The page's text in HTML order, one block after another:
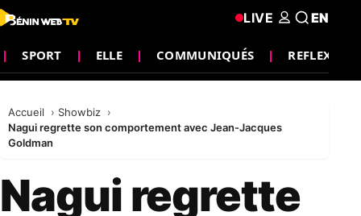
SPORT ELLE COMMUNIQUÉS REFLEXION
LIVE EN
Accueil
Showbiz
Nagui regrette son comportement avec Jean-Jacques
Goldman
Nagui regrette